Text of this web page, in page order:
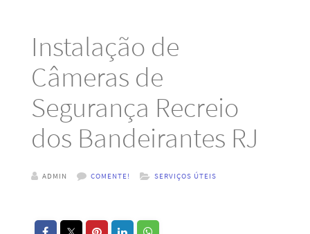
Instalação de
Câmeras de
Segurança Recreio
dos Bandeirantes RJ
ADMIN COMENTE! SERVIÇOS ÚTEIS